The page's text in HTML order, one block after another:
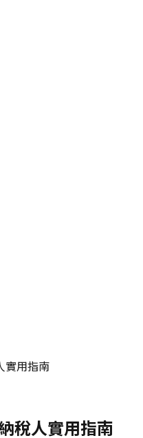
實用指南
稅人實用指南